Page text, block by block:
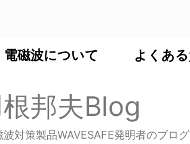
電磁波について よくあ
邦夫Blog
対策製品WAVESAFE発明者のブログ